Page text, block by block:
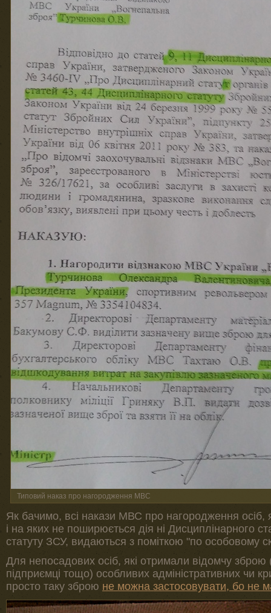
Типовий наказ про нагородження МВС
Як бачимо, всі накази МВС про нагородження
і на яких не поширюється дія ні Дисциплінарного
статуту ЗСУ, видаються з поміткою "по особовому
Для непосадових осіб, які отримали відомчу зброю
підприємці тощо) особливих адміністративних чи
просто таку зброю не можна застосовувати, бо не